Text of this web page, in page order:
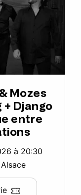
Mozes
Django
entre
à 20:30